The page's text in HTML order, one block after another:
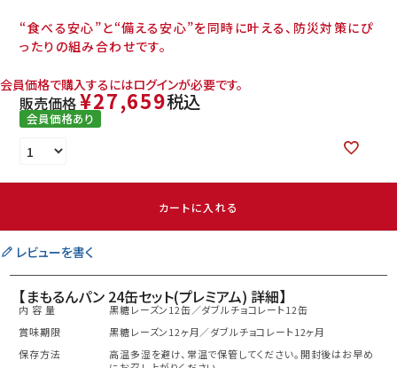
“食べる安心”と“備える安心”を同時に叶える、防災対策にぴ
ったりの組み合わせです。
会員価格で購入するにはログインが必要です。
販売価格¥27,659税込
会員価格あり
カートに入れる
レビューを書く
【まもるんパン 24缶セット(プレミアム) 詳細】
内 容 量
黒糖レーズン12缶／ダブルチョコレート12缶
賞味期限
黒糖レーズン12ヶ月／ダブルチョコレート12ヶ月
保存方法
高温多湿を避け、常温で保管してください。開封後はお早め